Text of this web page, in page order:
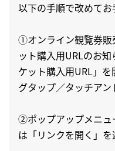
以下の手順で改めてお
①オンライン観覧券販
ット購入用URLのお
ケット購入用URL」
グタップ／タッチアン
②ポップアップメニュ
は「リンクを開く」を